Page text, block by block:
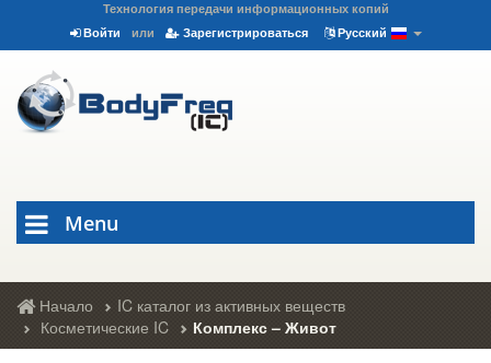
Технология передачи информационных копий
Войти
или Зарегистрироваться Русский
Menu
Начало
IC каталог из активных веществ
Косметические IC
Комплекс – Живот